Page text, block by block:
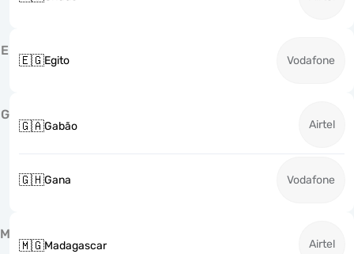
E
🇪🇬Egito Vodafone
G
🇬🇦Gabão Airtel
🇬🇭Gana Vodafone
M
🇲🇬Madagascar Airtel